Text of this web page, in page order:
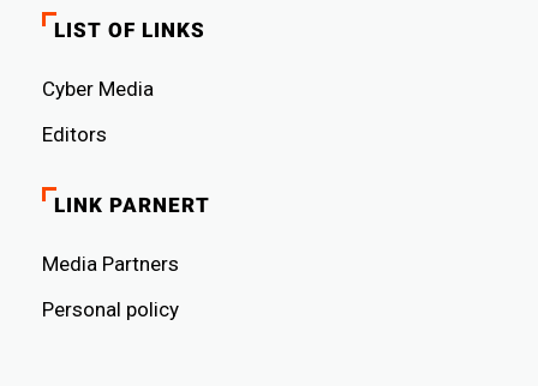
LIST OF LINKS
Cyber ​​Media
Editors
LINK PARNERT
Media Partners
Personal policy